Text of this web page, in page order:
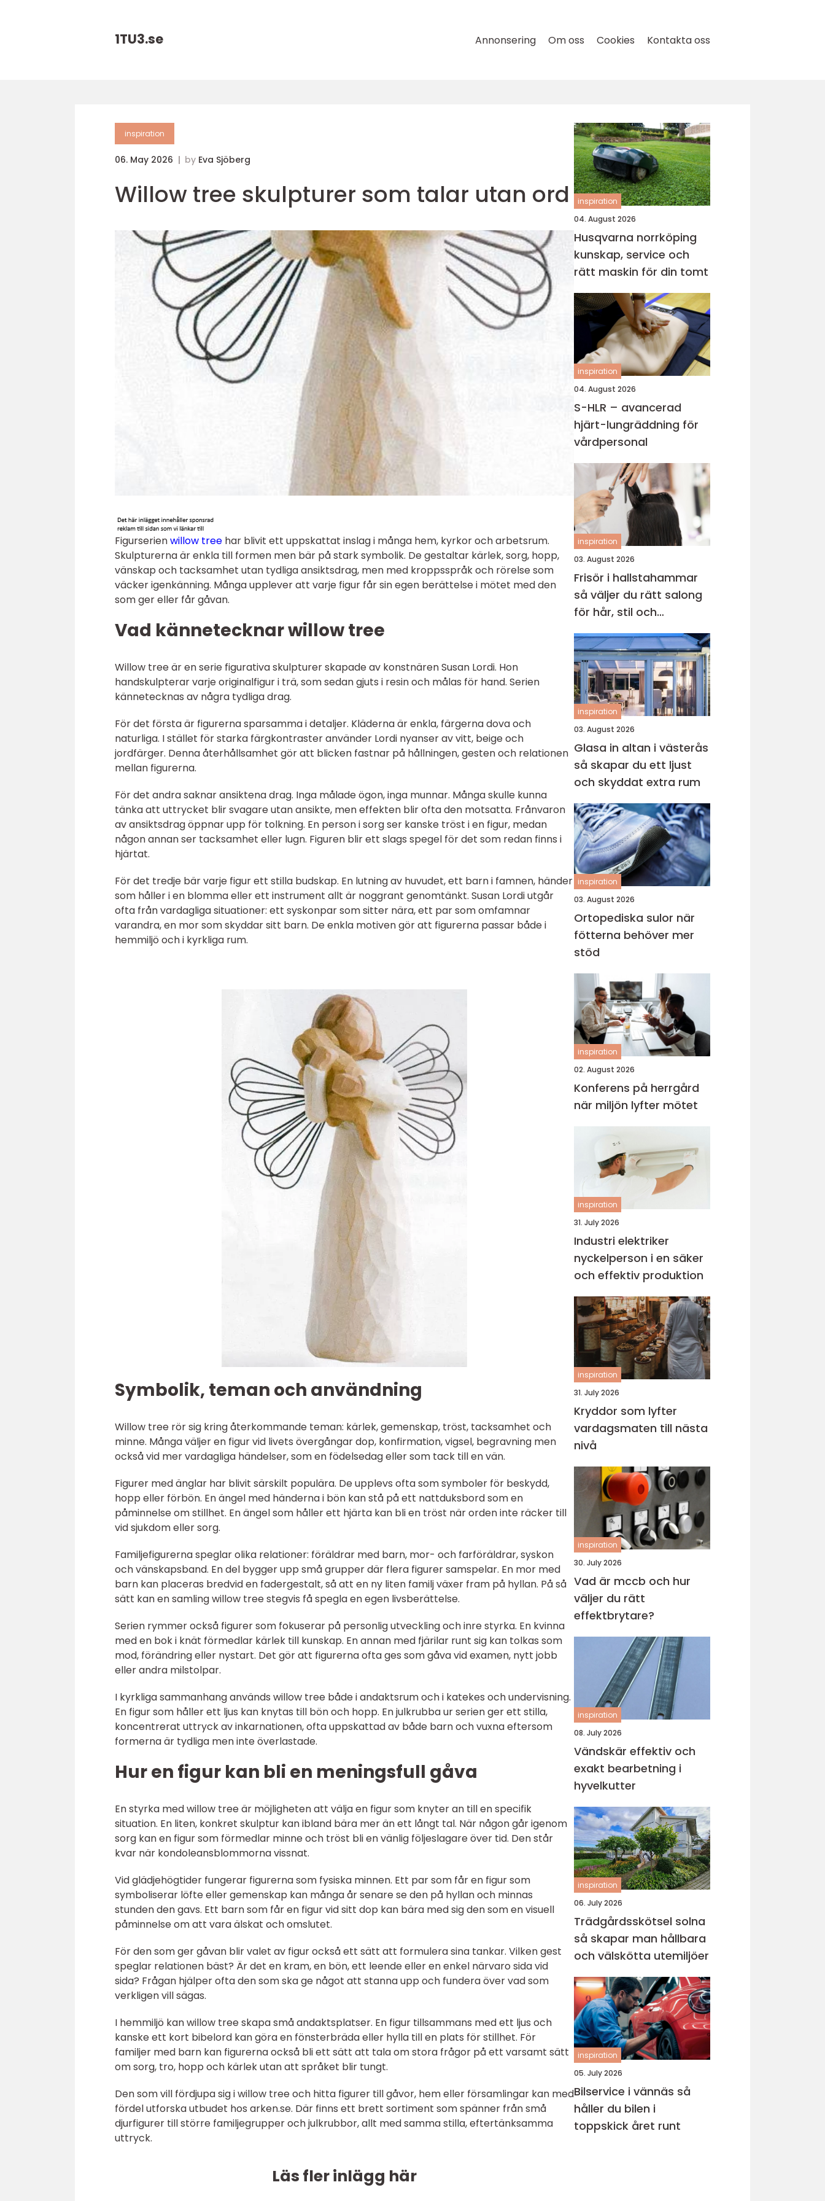
1TU3.se Annonsering Om oss Cookies Kontakta oss
inspiration
06. May 2026 by Eva Sjöberg
Willow tree skulpturer som talar utan ord
Figurserienwillow tree har blivit ett uppskattat inslag i många hem, kyrkor och arbetsrum.
Skulpturerna är enkla till formen men bär på stark symbolik. De gestaltar kärlek, sorg, hopp,
vänskap och tacksamhet utan tydliga ansiktsdrag, men med kroppsspråk och rörelse som
väcker igenkänning. Många upplever att varje figur får sin egen berättelse i mötet med den
som ger eller får gåvan.
Vad kännetecknar willow tree
Willow tree är en serie figurativa skulpturer skapade av konstnären Susan Lordi. Hon
handskulpterar varje originalfigur i trä, som sedan gjuts i resin och målas för hand. Serien
kännetecknas av några tydliga drag.
För det första är figurerna sparsamma i detaljer. Kläderna är enkla, färgerna dova och
naturliga. I stället för starka färgkontraster använder Lordi nyanser av vitt, beige och
jordfärger. Denna återhållsamhet gör att blicken fastnar på hållningen, gesten och relationen
mellan figurerna.
För det andra saknar ansiktena drag. Inga målade ögon, inga munnar. Många skulle kunna
tänka att uttrycket blir svagare utan ansikte, men effekten blir ofta den motsatta. Frånvaron
av ansiktsdrag öppnar upp för tolkning. En person i sorg ser kanske tröst i en figur, medan
någon annan ser tacksamhet eller lugn. Figuren blir ett slags spegel för det som redan finns i
hjärtat.
För det tredje bär varje figur ett stilla budskap. En lutning av huvudet, ett barn i famnen, händer
som håller i en blomma eller ett instrument allt är noggrant genomtänkt. Susan Lordi utgår
ofta från vardagliga situationer: ett syskonpar som sitter nära, ett par som omfamnar
varandra, en mor som skyddar sitt barn. De enkla motiven gör att figurerna passar både i
hemmiljö och i kyrkliga rum.
Symbolik, teman och användning
Willow tree rör sig kring återkommande teman: kärlek, gemenskap, tröst, tacksamhet och
minne. Många väljer en figur vid livets övergångar dop, konfirmation, vigsel, begravning men
också vid mer vardagliga händelser, som en födelsedag eller som tack till en vän.
Figurer med änglar har blivit särskilt populära. De upplevs ofta som symboler för beskydd,
hopp eller förbön. En ängel med händerna i bön kan stå på ett nattduksbord som en
påminnelse om stillhet. En ängel som håller ett hjärta kan bli en tröst när orden inte räcker till
vid sjukdom eller sorg.
Familjefigurerna speglar olika relationer: föräldrar med barn, mor- och farföräldrar, syskon
och vänskapsband. En del bygger upp små grupper där flera figurer samspelar. En mor med
barn kan placeras bredvid en fadergestalt, så att en ny liten familj växer fram på hyllan. På så
sätt kan en samling willow tree stegvis få spegla en egen livsberättelse.
Serien rymmer också figurer som fokuserar på personlig utveckling och inre styrka. En kvinna
med en bok i knät förmedlar kärlek till kunskap. En annan med fjärilar runt sig kan tolkas som
mod, förändring eller nystart. Det gör att figurerna ofta ges som gåva vid examen, nytt jobb
eller andra milstolpar.
I kyrkliga sammanhang används willow tree både i andaktsrum och i katekes och undervisning.
En figur som håller ett ljus kan knytas till bön och hopp. En julkrubba ur serien ger ett stilla,
koncentrerat uttryck av inkarnationen, ofta uppskattad av både barn och vuxna eftersom
formerna är tydliga men inte överlastade.
Hur en figur kan bli en meningsfull gåva
En styrka med willow tree är möjligheten att välja en figur som knyter an till en specifik
situation. En liten, konkret skulptur kan ibland bära mer än ett långt tal. När någon går igenom
sorg kan en figur som förmedlar minne och tröst bli en vänlig följeslagare över tid. Den står
kvar när kondoleansblommorna vissnat.
Vid glädjehögtider fungerar figurerna som fysiska minnen. Ett par som får en figur som
symboliserar löfte eller gemenskap kan många år senare se den på hyllan och minnas
stunden den gavs. Ett barn som får en figur vid sitt dop kan bära med sig den som en visuell
påminnelse om att vara älskat och omslutet.
För den som ger gåvan blir valet av figur också ett sätt att formulera sina tankar. Vilken gest
speglar relationen bäst? Är det en kram, en bön, ett leende eller en enkel närvaro sida vid
sida? Frågan hjälper ofta den som ska ge något att stanna upp och fundera över vad som
verkligen vill sägas.
I hemmiljö kan willow tree skapa små andaktsplatser. En figur tillsammans med ett ljus och
kanske ett kort bibelord kan göra en fönsterbräda eller hylla till en plats för stillhet. För
familjer med barn kan figurerna också bli ett sätt att tala om stora frågor på ett varsamt sätt
om sorg, tro, hopp och kärlek utan att språket blir tungt.
Den som vill fördjupa sig i willow tree och hitta figurer till gåvor, hem eller församlingar kan med
fördel utforska utbudet hos arken.se. Där finns ett brett sortiment som spänner från små
djurfigurer till större familjegrupper och julkrubbor, allt med samma stilla, eftertänksamma
uttryck.
Läs fler inlägg här
inspiration
04. August 2026
Husqvarna norrköping
kunskap, service och
rätt maskin för din tomt
inspiration
04. August 2026
S-HLR – avancerad
hjärt-lungräddning för
vårdpersonal
inspiration
03. August 2026
Frisör i hallstahammar
så väljer du rätt salong
för hår, stil och
välmående
inspiration
03. August 2026
Glasa in altan i västerås
så skapar du ett ljust
och skyddat extra rum
inspiration
03. August 2026
Ortopediska sulor när
fötterna behöver mer
stöd
inspiration
02. August 2026
Konferens på herrgård
när miljön lyfter mötet
inspiration
31. July 2026
Industri elektriker
nyckelperson i en säker
och effektiv produktion
inspiration
31. July 2026
Kryddor som lyfter
vardagsmaten till nästa
nivå
inspiration
30. July 2026
Vad är mccb och hur
väljer du rätt
effektbrytare?
inspiration
08. July 2026
Vändskär effektiv och
exakt bearbetning i
hyvelkutter
inspiration
06. July 2026
Trädgårdsskötsel solna
så skapar man hållbara
och välskötta utemiljöer
inspiration
05. July 2026
Bilservice i vännäs så
håller du bilen i
toppskick året runt